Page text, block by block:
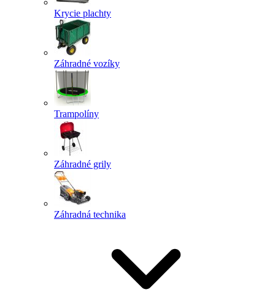
Krycie plachty
Záhradné vozíky
Trampolíny
Záhradné grily
Záhradná technika